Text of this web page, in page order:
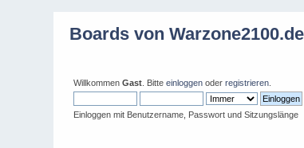
Boards von Warzone2100.de
WillkommenGast . Bitteeinloggen oderregistrieren
Einloggen mit Benutzername, Passwort und Sitzungslänge